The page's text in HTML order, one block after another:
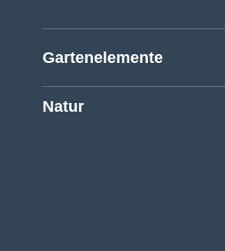
Gartenelemente
Natur